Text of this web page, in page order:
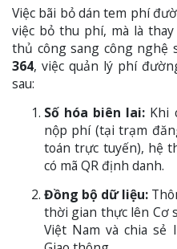
Việc bãi bỏ dán tem phí
việc bỏ thu phí, mà là
thủ công sang công nghệ
364, việc quản lý phí
sau:
Số hóa biên lai: Khi
nộp phí (tại trạm
toán trực tuyến), hệ
có mã QR định danh.
Đồng bộ dữ liệu:
thời gian thực lên Cơ
Việt Nam và chia sẻ